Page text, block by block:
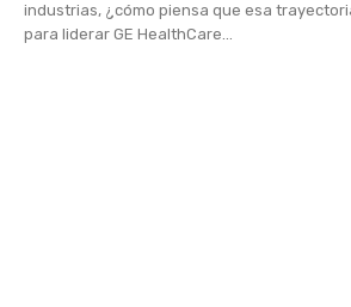
industrias, ¿cómo piensa que esa
para liderar GE HealthCare...